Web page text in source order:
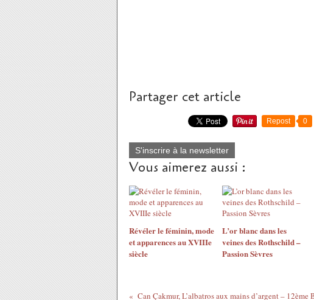
Partager cet article
Repost 0
S'inscrire à la newsletter
Vous aimerez aussi :
​​​​​​​Révéler le féminin, mode
et apparences au XVIIIe
siècle
L’or blanc dans les
veines des Rothschild –
Passion Sèvres